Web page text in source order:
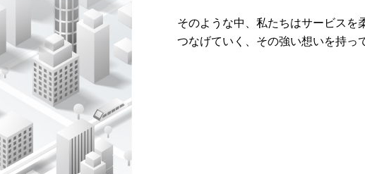
そのような中、私たちはサービス
つなげていく、その強い想いを持っ